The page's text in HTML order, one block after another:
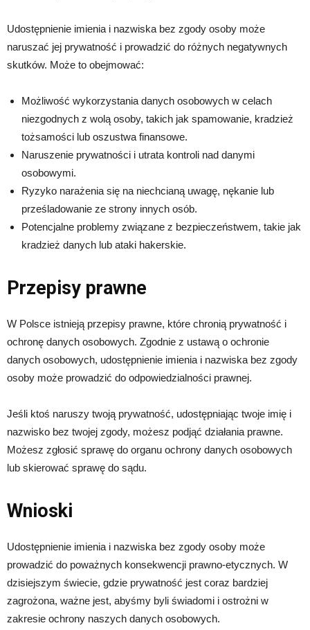
Udostępnienie imienia i nazwiska bez zgody osoby może
naruszać jej prywatność i prowadzić do różnych negatywnych
skutków. Może to obejmować:
Możliwość wykorzystania danych osobowych w celach
niezgodnych z wolą osoby, takich jak spamowanie, kradzież
tożsamości lub oszustwa finansowe.
Naruszenie prywatności i utrata kontroli nad danymi
osobowymi.
Ryzyko narażenia się na niechcianą uwagę, nękanie lub
prześladowanie ze strony innych osób.
Potencjalne problemy związane z bezpieczeństwem, takie jak
kradzież danych lub ataki hakerskie.
Przepisy prawne
W Polsce istnieją przepisy prawne, które chronią prywatność i
ochronę danych osobowych. Zgodnie z ustawą o ochronie
danych osobowych, udostępnienie imienia i nazwiska bez zgody
osoby może prowadzić do odpowiedzialności prawnej.
Jeśli ktoś naruszy twoją prywatność, udostępniając twoje imię i
nazwisko bez twojej zgody, możesz podjąć działania prawne.
Możesz zgłosić sprawę do organu ochrony danych osobowych
lub skierować sprawę do sądu.
Wnioski
Udostępnienie imienia i nazwiska bez zgody osoby może
prowadzić do poważnych konsekwencji prawno-etycznych. W
dzisiejszym świecie, gdzie prywatność jest coraz bardziej
zagrożona, ważne jest, abyśmy byli świadomi i ostrożni w
zakresie ochrony naszych danych osobowych.